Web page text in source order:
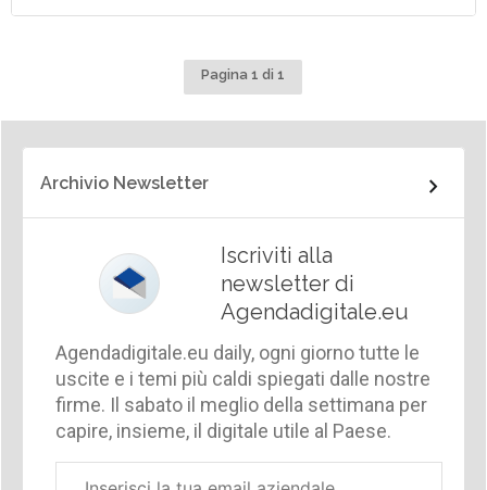
Pagina 1 di 1
Archivio Newsletter
Iscriviti alla
newsletter di
Agendadigitale.eu
Agendadigitale.eu daily, ogni giorno tutte le
uscite e i temi più caldi spiegati dalle nostre
firme. Il sabato il meglio della settimana per
capire, insieme, il digitale utile al Paese.